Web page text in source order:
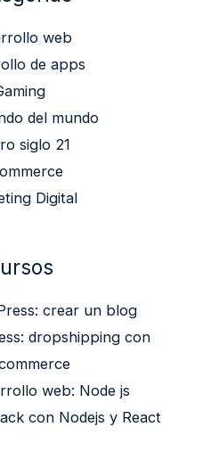
web
de apps
del mundo
siglo 21
Digital
crear un blog
dropshipping con
web: Node js
con Nodejs y React